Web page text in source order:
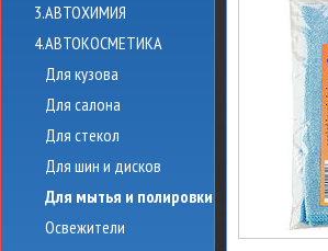
3.АВТОХИМИЯ
4.АВТОКОСМЕТИКА
Для кузова
Для салона
Для стекол
Для шин и дисков
Для мытья и полировки
Освежители